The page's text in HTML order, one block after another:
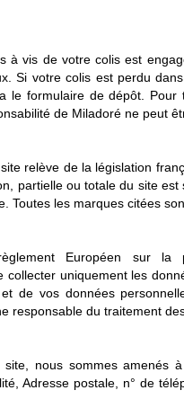
à vis de votre colis est
Si votre colis est perdu
le formulaire de dépôt.
de Miladoré ne peut
relève de la législation
partielle ou totale du site
Toutes les marques citées
Européen sur la
uniquement les
de vos données
responsable du traitement
nous sommes amenés
Adresse postale, n° de